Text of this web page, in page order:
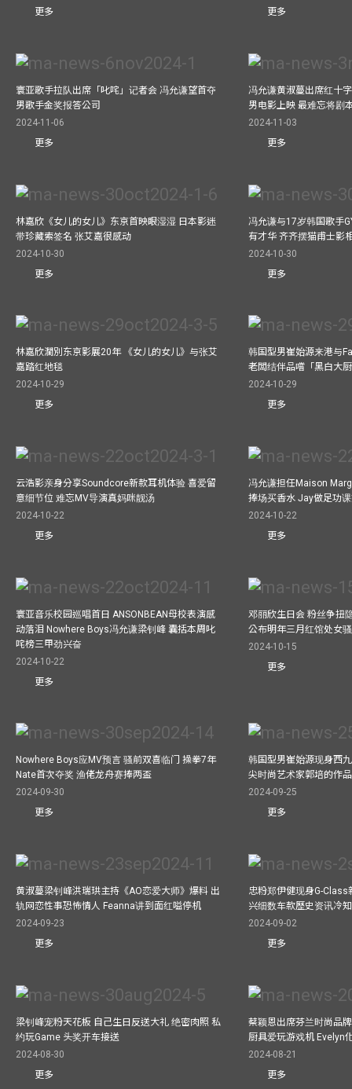
更多
更多
寰亚歌手拉队出席「叱咤」记者会 冯允谦望首夺
男歌手金奖报答公司
2024-11-06
更多
冯允谦黄淑蔓出席红十
男电影上映 最难忘将剧
2024-11-03
更多
林嘉欣《女儿的女儿》东京首映眼湿湿 日本影迷
带珍藏索签名 张艾嘉很感动
2024-10-30
更多
冯允谦与17岁韩国歌手
有才华 齐齐摆猫甫士影
2024-10-30
更多
林嘉欣濶別东京影展20年 《女儿的女儿》与张艾
嘉踏红地毯
2024-10-29
更多
韩国型男崔始源来港与
老闆结伴品嚐「黑白大
2024-10-29
更多
云浩影亲身分享Soundcore新款耳机体验 喜爱留
意细节位 难忘MV导演真妈咪靓汤
2024-10-22
更多
冯允谦担任Maison
捧场买香水 Jay做足功
2024-10-22
更多
寰亚音乐校园巡唱首日 ANSONBEAN母校表演感
动落泪 Nowhere Boys冯允谦梁钊峰 囊括本周叱
咤榜三甲劲兴奋
2024-10-22
更多
邓丽欣生日会 粉丝争扭
公布明年三月红馆处女
2024-10-15
更多
Nowhere Boys应MV预言 骚前双喜临门 操拳7年
Nate首次夺奖 渔佬龙舟赛捧两盃
2024-09-30
更多
韩国型男崔始源现身西
尖时尚艺术家郭培的作
2024-09-25
更多
黄淑蔓梁钊峰洪瑞珙主持《AO恋爱大师》爆料 出
轨网恋性事恐怖情人 Feanna讲到面红嗌停机
2024-09-23
更多
忠粉郑伊健现身G-
兴细数车款歷史资讯冷
2024-09-02
更多
梁钊峰宠粉天花板 自己生日反送大礼 绝密肉照 私
约玩Game 头奖开车接送
2024-08-30
更多
蔡颖恩出席芬兰时尚品
厨具爱玩游戏机 Evelyn
2024-08-21
更多